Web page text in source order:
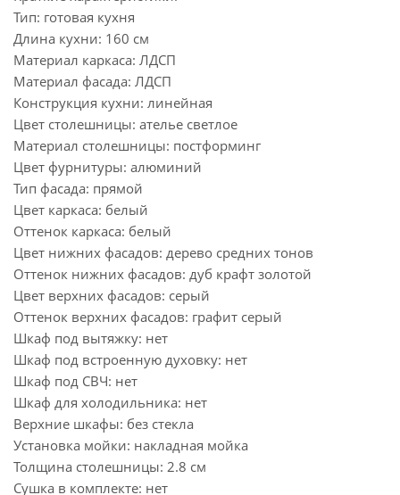
Тип: готовая кухня
Длина кухни: 160 см
Материал каркаса: ЛДСП
Материал фасада: ЛДСП
Конструкция кухни: линейная
Цвет столешницы: ателье светлое
Материал столешницы: постформинг
Цвет фурнитуры: алюминий
Тип фасада: прямой
Цвет каркаса: белый
Оттенок каркаса: белый
Цвет нижних фасадов: дерево средних тонов
Оттенок нижних фасадов: дуб крафт золотой
Цвет верхних фасадов: серый
Оттенок верхних фасадов: графит серый
Шкаф под вытяжку: нет
Шкаф под встроенную духовку: нет
Шкаф под СВЧ: нет
Шкаф для холодильника: нет
Верхние шкафы: без стекла
Установка мойки: накладная мойка
Толщина столешницы: 2.8 см
Сушка в комплекте: нет